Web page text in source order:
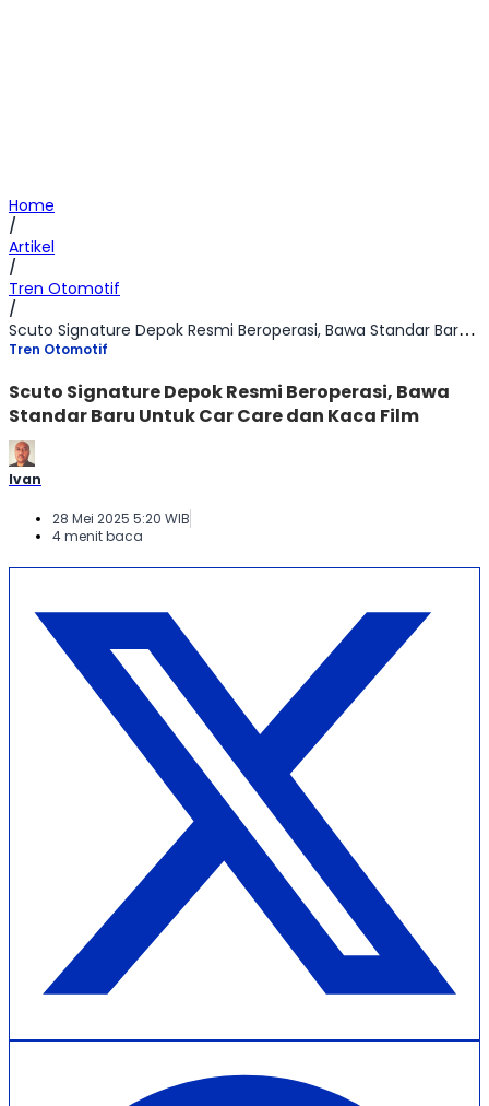
Home
/
Artikel
/
Tren Otomotif
/
Scuto Signature Depok Resmi Beroperasi, Bawa Standar Baru Untuk Car Care dan Kaca Film
Tren Otomotif
Scuto Signature Depok Resmi Beroperasi, Bawa
Standar Baru Untuk Car Care dan Kaca Film
Ivan
28 Mei 2025 5:20 WIB
4 menit baca